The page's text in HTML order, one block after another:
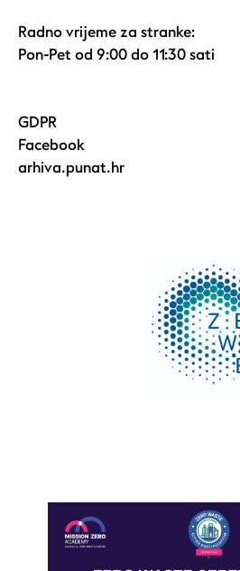
Radno vrijeme za stranke:
Pon-Pet od 9:00 do 11:30 sati
GDPR
Facebook
arhiva.punat.hr